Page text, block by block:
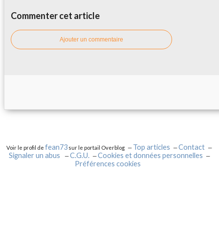
Commenter cet article
Ajouter un commentaire
Voir le profil defean73 sur le portail Overblog Top articles
Contact
Signaler un abus
C.G.U.
Cookies et données personnelles
Préférences cookies